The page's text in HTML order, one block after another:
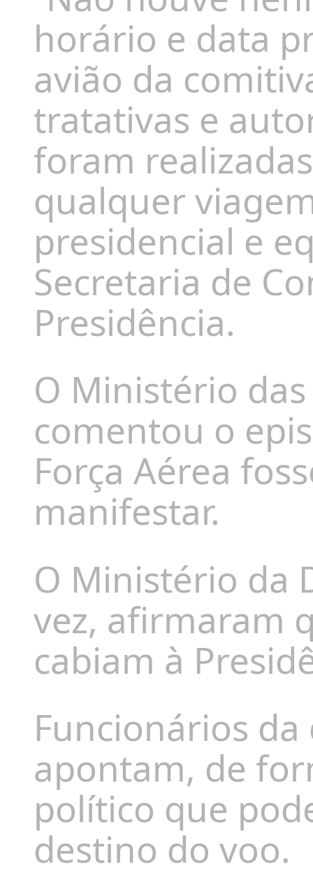
horário e data
avião da
tratativas e
foram
qualquer
presidencial e
Secretaria de
Presidência.
O Ministério
comentou o
Força Aérea
manifestar.
O Ministério da
vez, afirmaram
cabiam à
Funcionários
apontam, de
político que
destino do voo.